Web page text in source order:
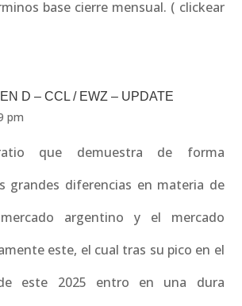
base cierre mensual. ( clickear
D – CCL / EWZ – UPDATE
pm
que demuestra de forma
grandes diferencias en materia de
argentino y el mercado
este, el cual tras su pico en el
este 2025 entro en una dura